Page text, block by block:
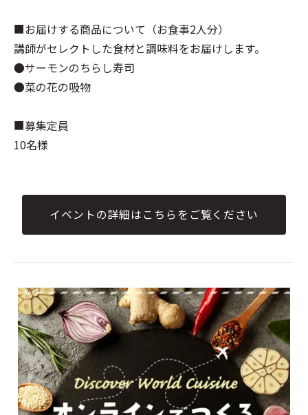
■お届けする商品について（お食事2人分）
講師がセレクトした食材と調味料をお届けします。
●サーモンのちらし寿司
●菜の花の吸物
■募集定員
10名様
イベントの詳細はこちらをご覧ください